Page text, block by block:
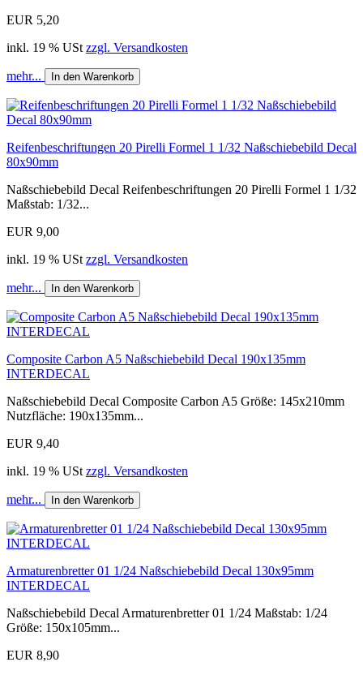
EUR 5,20
inkl. 19 % USt zzgl. Versandkosten
mehr... In den Warenkorb
Reifenbeschriftungen 20 Pirelli Formel 1 1/32 Naßschiebebild Decal
80x90mm
Naßschiebebild Decal Reifenbeschriftungen 20 Pirelli Formel 1 1/32
Maßstab: 1/32...
EUR 9,00
inkl. 19 % USt zzgl. Versandkosten
mehr... In den Warenkorb
Composite Carbon A5 Naßschiebebild Decal 190x135mm
INTERDECAL
Naßschiebebild Decal Composite Carbon A5 Größe: 145x210mm
Nutzfläche: 190x135mm...
EUR 9,40
inkl. 19 % USt zzgl. Versandkosten
mehr... In den Warenkorb
Armaturenbretter 01 1/24 Naßschiebebild Decal 130x95mm
INTERDECAL
Naßschiebebild Decal Armaturenbretter 01 1/24 Maßstab: 1/24
Größe: 150x105mm...
EUR 8,90